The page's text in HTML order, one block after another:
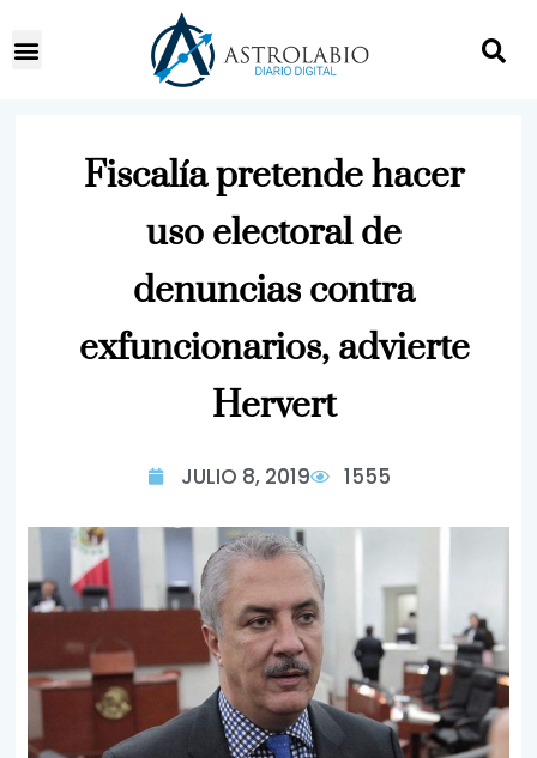
Fiscalía pretende hacer
uso electoral de
denuncias contra
exfuncionarios, advierte
Hervert
JULIO 8, 2019 1555